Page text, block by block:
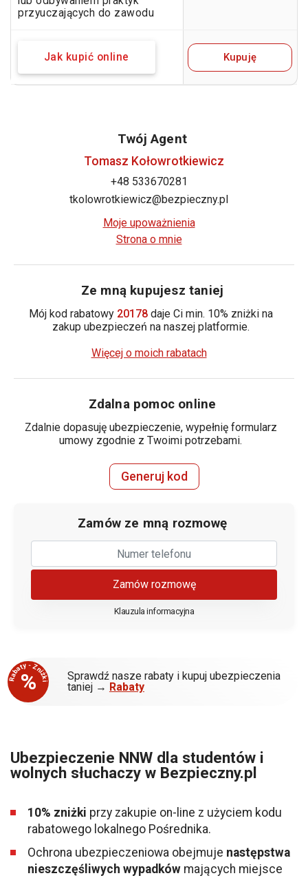
przyuczających do zawodu
Jak kupić online Kupuję
Twój Agent
Tomasz Kołowrotkiewicz
+48 533670281
tkolowrotkiewicz@bezpieczny.pl
Moje upoważnienia
Strona o mnie
Ze mną kupujesz taniej
Mój kod rabatowy 20178daje Ci min. 10% zniżki na
zakup ubezpieczeń na naszej platformie.
Więcej o moich rabatach
Zdalna pomoc online
Zdalnie dopasuję ubezpieczenie, wypełnię formularz
umowy zgodnie z Twoimi potrzebami.
Generuj kod
Zamów ze mną rozmowę
Zamów rozmowę
Klauzula informacyjna
%
Rabaty - Zniżki
Sprawdź nasze rabaty i kupuj ubezpieczenia
taniej → Rabaty
Ubezpieczenie NNW dla studentów i
wolnych słuchaczy w Bezpieczny.pl
10% zniżki przy zakupie on-line z użyciem kodu
rabatowego lokalnego Pośrednika.
Ochrona ubezpieczeniowa obejmuje następstwa
nieszczęśliwych wypadków mających miejsce